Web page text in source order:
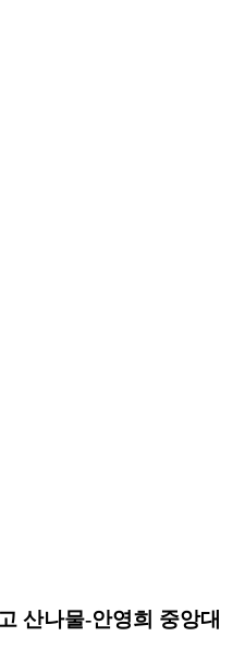
산나물-안영희 중앙대